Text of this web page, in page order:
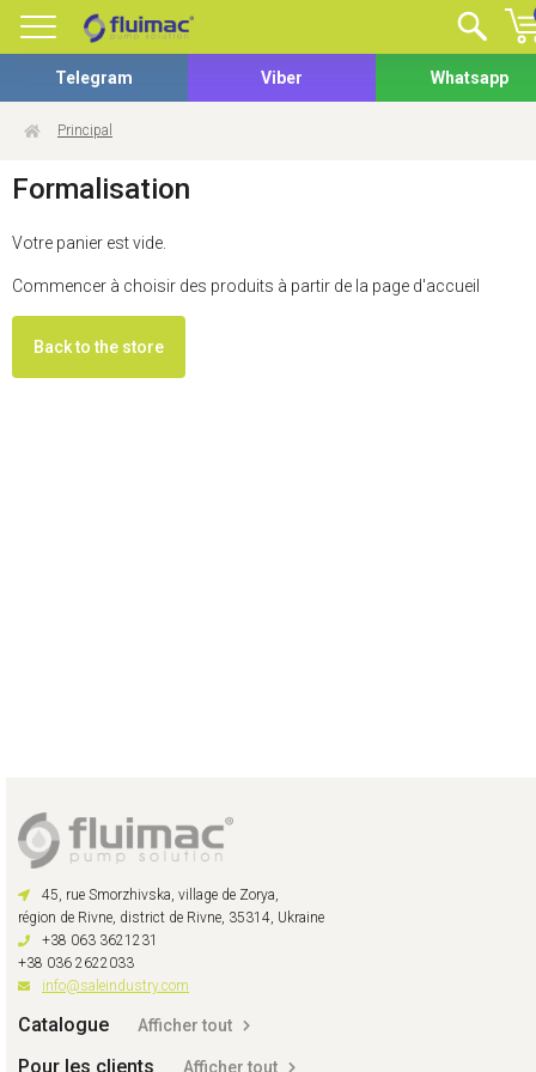
Telegram Viber Whatsapp
Principal
Formalisation
Votre panier est vide.
Commencer à choisir des produits à partir de la page d'accueil
Back to the store
45, rue Smorzhivska, village de Zorya,
région de Rivne, district de Rivne, 35314, Ukraine
+38 063 3621231
+38 036 2622033
info@saleindustry.com
Catalogue Afficher tout
Pour les clients Afficher tout